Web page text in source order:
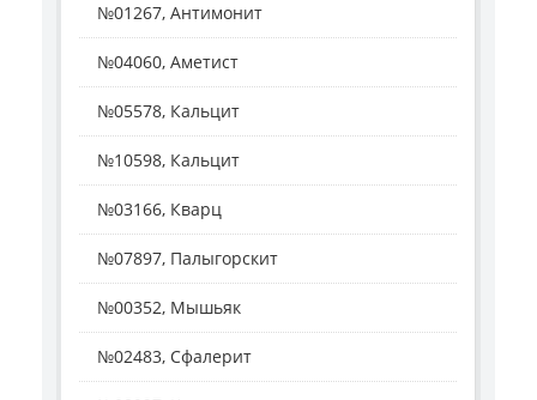
№01267, Антимонит
№04060, Аметист
№05578, Кальцит
№10598, Кальцит
№03166, Кварц
№07897, Палыгорскит
№00352, Мышьяк
№02483, Сфалерит